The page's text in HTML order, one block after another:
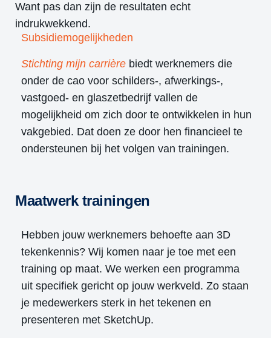
Want pas dan zijn de resultaten echt
indrukwekkend.
Subsidiemogelijkheden
Stichting mijn carrière biedt werknemers die
onder de cao voor schilders-, afwerkings-,
vastgoed- en glaszetbedrijf vallen de
mogelijkheid om zich door te ontwikkelen in hun
vakgebied. Dat doen ze door hen financieel te
ondersteunen bij het volgen van trainingen.
Maatwerk trainingen
Hebben jouw werknemers behoefte aan 3D
tekenkennis? Wij komen naar je toe met een
training op maat. We werken een programma
uit specifiek gericht op jouw werkveld. Zo staan
je medewerkers sterk in het tekenen en
presenteren met SketchUp.